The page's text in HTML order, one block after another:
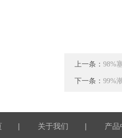
上一条： 98%
下一条： 99%
| 关于我们 | 产品